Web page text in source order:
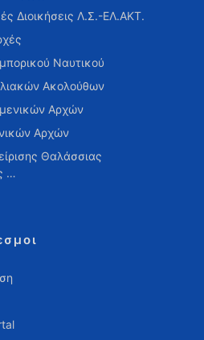
Διοικήσεις Λ.Σ.-ΕΛ.ΑΚΤ.
Ναυτικού
Ακολούθων
Αρχών
Αρχών
Θαλάσσιας
…